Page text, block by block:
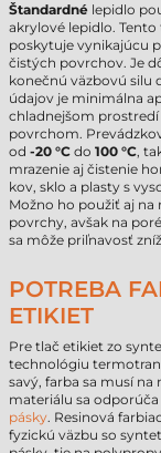
Štandardné lepidlo
akrylové lepidlo.
poskytuje vynikajúcu
čistých povrchov. Je
konečnú väzbovú silu
údajov je minimálna
chladnejšom prostredí
povrchom.
od -20 °C do 100 °C,
mrazenie aj čistenie
kov, sklo a plasty s
Možno ho použiť aj
povrchy, avšak na
sa môže priľnavosť
POTREBA
ETIKIET
Pre tlač etikiet zo
technológiu
savý, farba sa musí
materiálu sa
pásky. Resinová
fyzickú väzbu so